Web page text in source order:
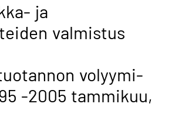
ja
valmistus
volyymi-
-2005 tammikuu,